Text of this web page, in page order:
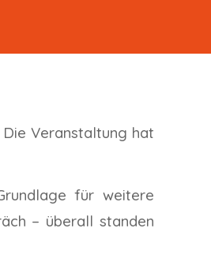
Veranstaltung hat
für weitere
– überall standen